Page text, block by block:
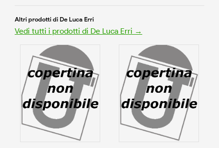
Altri prodotti di De Luca Erri
Vedi tutti i prodotti di De Luca Erri →